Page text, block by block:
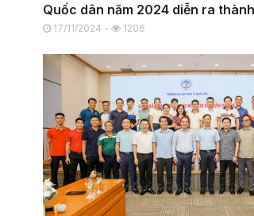
Quốc dân năm 2024 diễn ra
17/11/2024 - 1206